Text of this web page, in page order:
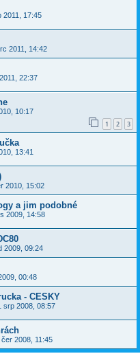
2011, 17:45
2011, 14:42
22:37
10:17
1 2 3
13:41
2010, 15:02
a jim podobné
2009, 14:58
2009, 09:24
00:48
- CESKY
srp 2008, 08:57
čer 2008, 11:45